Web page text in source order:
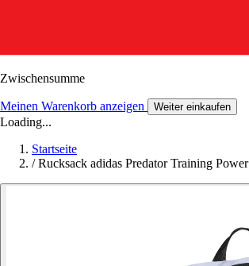
Zwischensumme
Meinen Warenkorb anzeigen Weiter einkaufen
Loading...
Startseite
/ Rucksack adidas Predator Training Power